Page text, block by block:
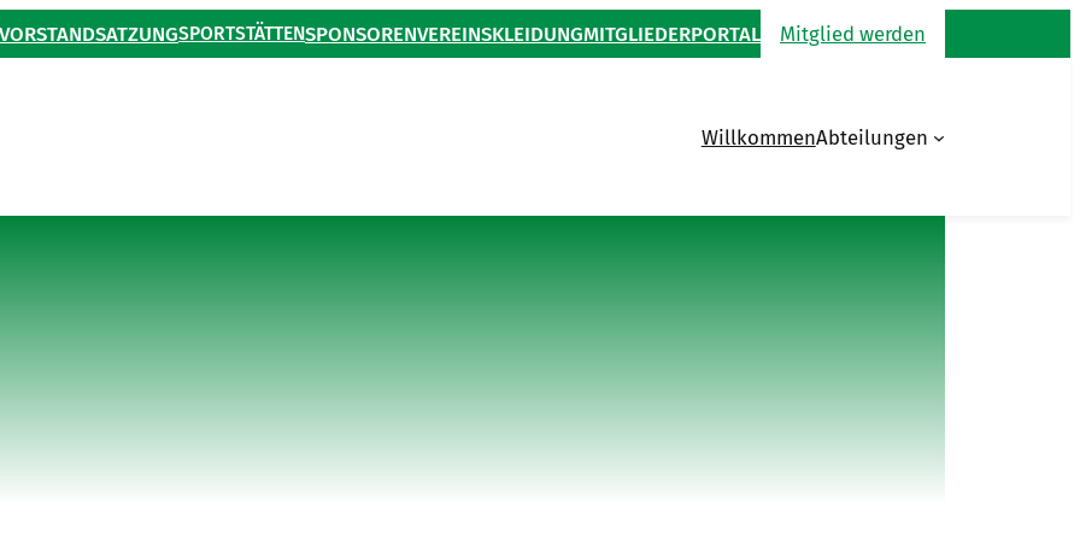
VORSTANDSATZUNGSPORTSTÄTTENSPONSORENVEREINSKLEIDUNGMITGLIEDERPORTAL Mitglied werden
WillkommenAbteilungen